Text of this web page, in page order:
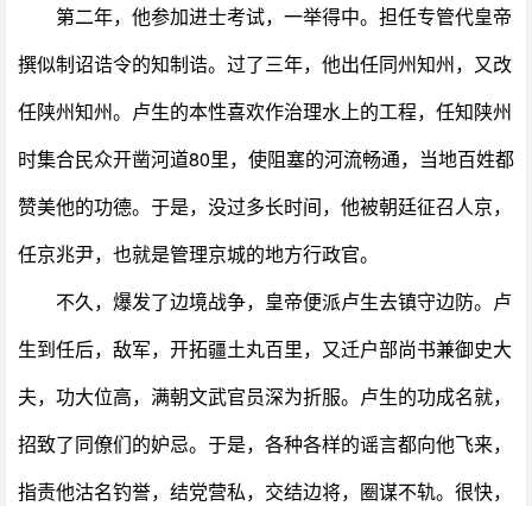
第二年，他参加进士考试，一举得中。担任专管代皇帝
撰似制诏诰令的知制诰。过了三年，他出任同州知州，又改
任陕州知州。卢生的本性喜欢作治理水上的工程，任知陕州
时集合民众开凿河道80里，使阻塞的河流畅通，当地百姓都
赞美他的功德。于是，没过多长时间，他被朝廷征召人京，
任京兆尹，也就是管理京城的地方行政官。
不久，爆发了边境战争，皇帝便派卢生去镇守边防。卢
生到任后，敌军，开拓疆土丸百里，又迁户部尚书兼御史大
夫，功大位高，满朝文武官员深为折服。卢生的功成名就，
招致了同僚们的妒忌。于是，各种各样的谣言都向他飞来，
指责他沽名钓誉，结党营私，交结边将，圈谋不轨。很快，